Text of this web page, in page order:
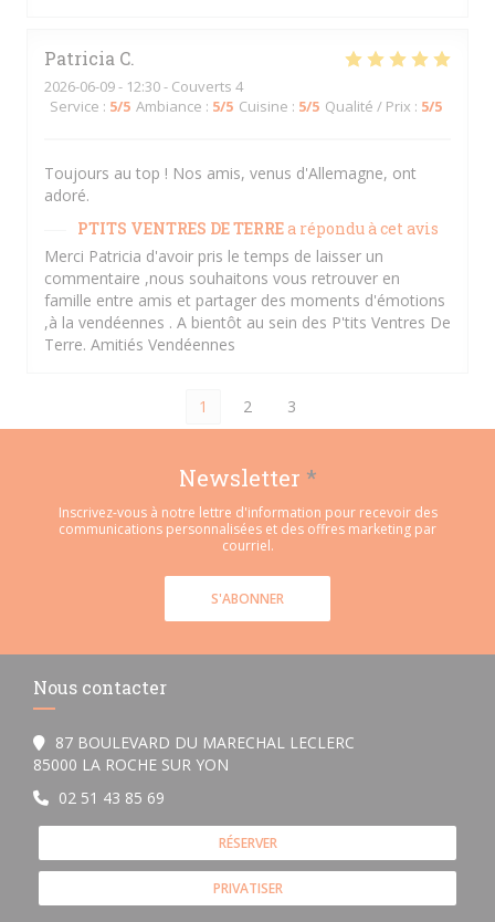
Patricia C
2026-06-09- 12:30 - Couverts 4
Service : 5/5 Ambiance : 5/5 Cuisine : 5/5 Qualité / Prix : 5/5
Toujours au top ! Nos amis, venus d'Allemagne, ont
adoré.
PTITS VENTRES DE TERREa répondu à cet avis
Merci Patricia d'avoir pris le temps de laisser un
commentaire ,nous souhaitons vous retrouver en
famille entre amis et partager des moments d'émotions
,à la vendéennes . A bientôt au sein des P'tits Ventres De
Terre. Amitiés Vendéennes
1 2 3
Newsletter *
Inscrivez-vous à notre lettre d'information pour recevoir des
communications personnalisées et des offres marketing par
courriel.
S'ABONNER
Nous contacter
87 BOULEVARD DU MARECHAL LECLERC
85000 LA ROCHE SUR YON
02 51 43 85 69
RÉSERVER
PRIVATISER